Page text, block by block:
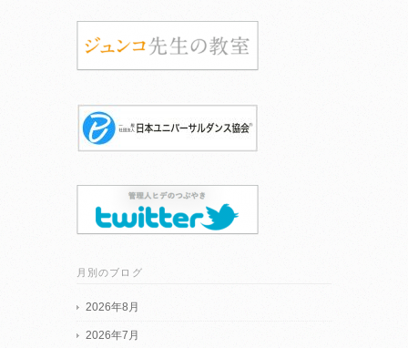
月別のブログ
2026年8月
2026年7月